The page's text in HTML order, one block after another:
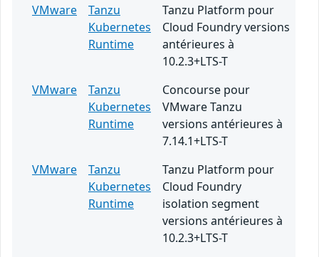
VMware
Tanzu
Kubernetes
Runtime
Tanzu Platform pour
Cloud Foundry versions
antérieures à
10.2.3+LTS-T
VMware
Tanzu
Kubernetes
Runtime
Concourse pour
VMware Tanzu
versions antérieures à
7.14.1+LTS-T
VMware
Tanzu
Kubernetes
Runtime
Tanzu Platform pour
Cloud Foundry
isolation segment
versions antérieures à
10.2.3+LTS-T